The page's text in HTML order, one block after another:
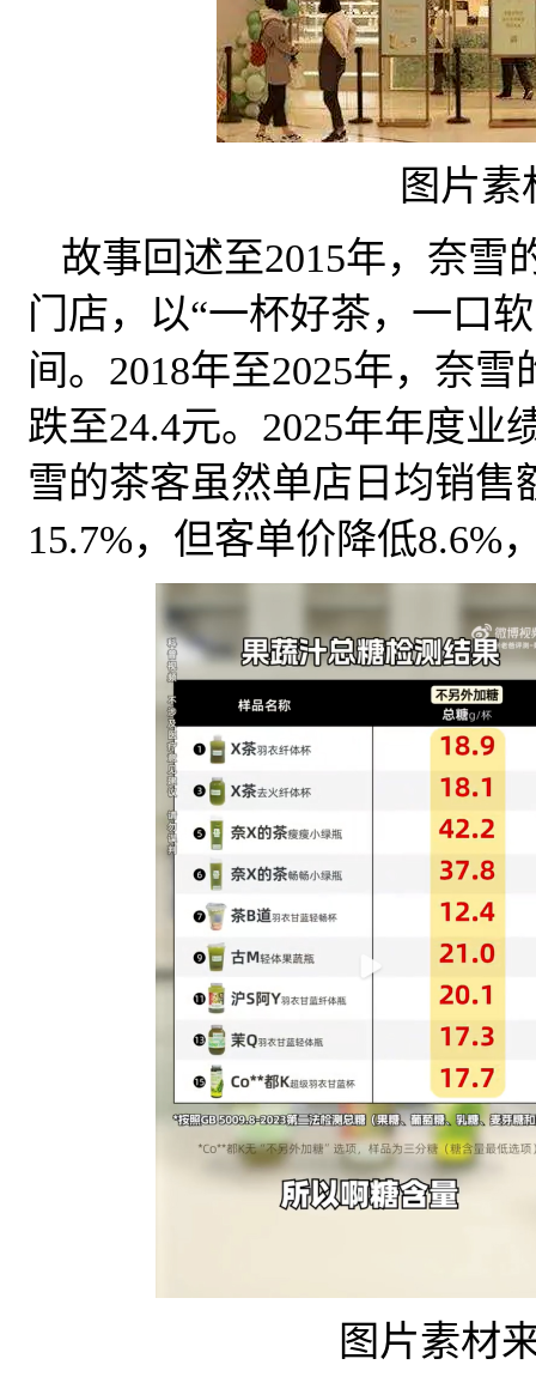
图片
故事回述至2015年，奈雪
门店，以“一杯好茶，一口
间。2018年至2025年，奈
跌至24.4元。2025年年度业
雪的茶客虽然单店日均销售
15.7%，但客单价降低8.6%
图片素材